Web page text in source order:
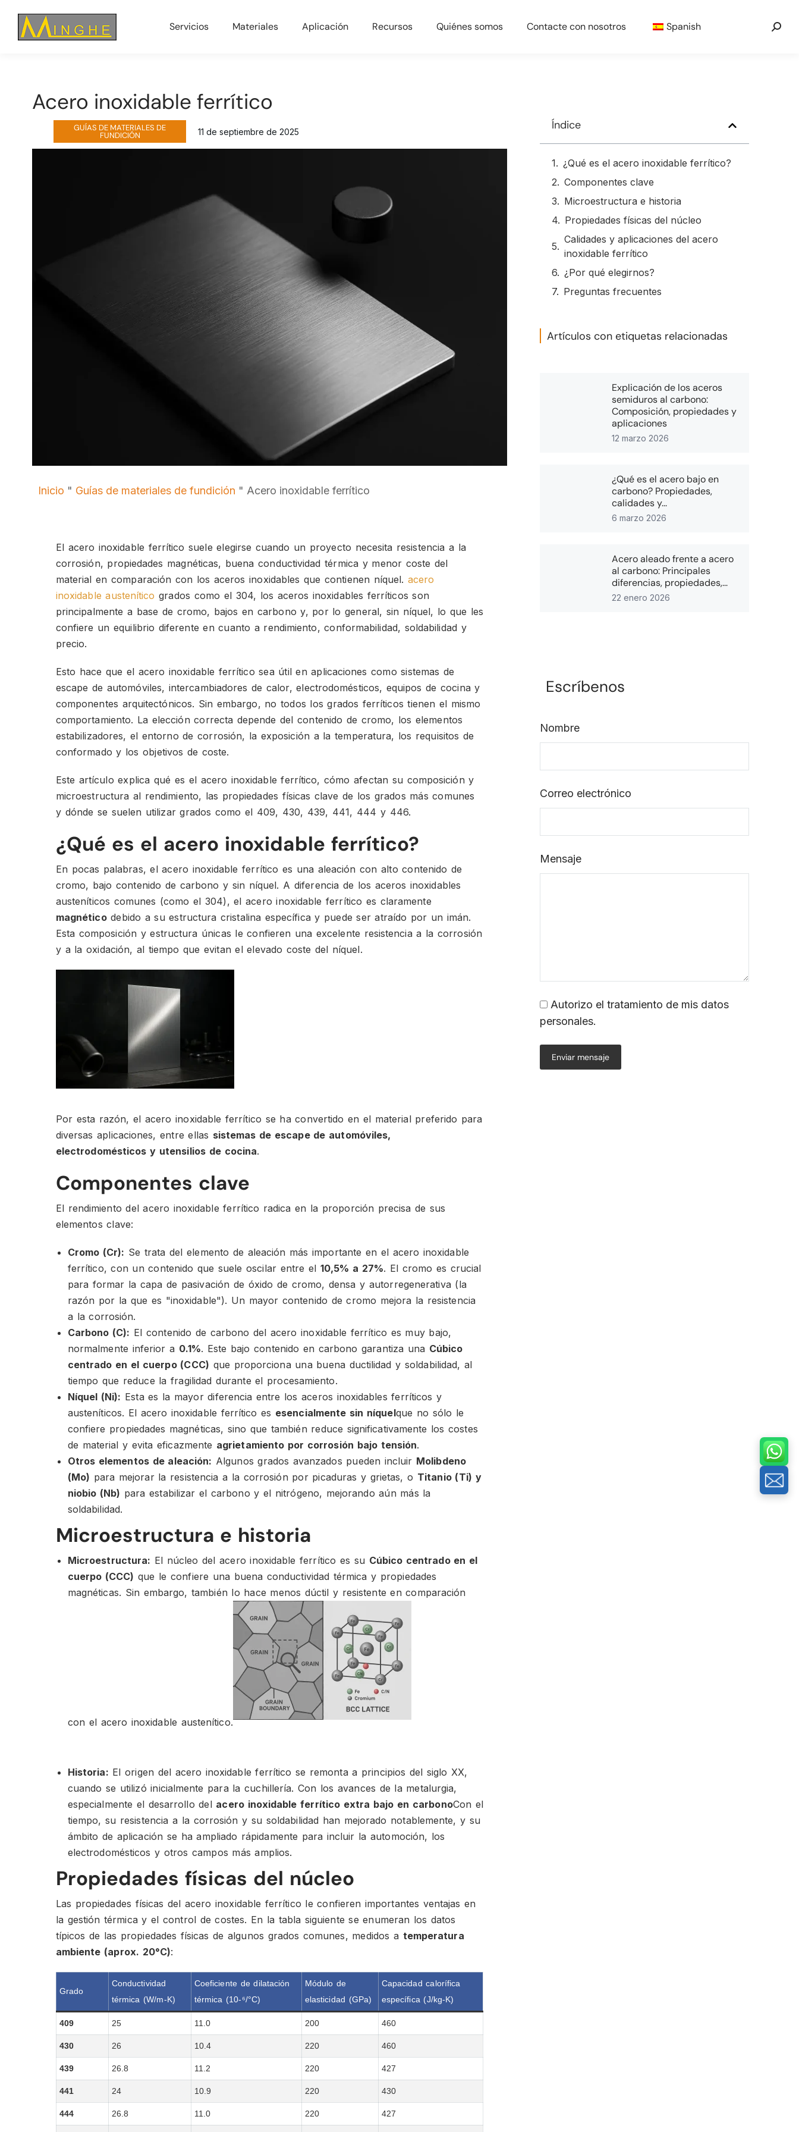
Servicios Materiales Aplicación Recursos Quiénes somos Contacte con nosotros Spanish
Acero inoxidable ferrítico
11 de septiembre de 2025
GUÍAS DE MATERIALES DE
FUNDICIÓN
Inicio " Guías de materiales de fundición " Acero inoxidable ferrítico
El acero inoxidable ferrítico suele elegirse cuando un proyecto necesita resistencia a la
corrosión, propiedades magnéticas, buena conductividad térmica y menor coste del
material en comparación con los aceros inoxidables que contienen níquel.acero
inoxidable austenítico grados como el 304, los aceros inoxidables ferríticos son
principalmente a base de cromo, bajos en carbono y, por lo general, sin níquel, lo que les
confiere un equilibrio diferente en cuanto a rendimiento, conformabilidad, soldabilidad y
precio.
Esto hace que el acero inoxidable ferrítico sea útil en aplicaciones como sistemas de
escape de automóviles, intercambiadores de calor, electrodomésticos, equipos de cocina y
componentes arquitectónicos. Sin embargo, no todos los grados ferríticos tienen el mismo
comportamiento. La elección correcta depende del contenido de cromo, los elementos
estabilizadores, el entorno de corrosión, la exposición a la temperatura, los requisitos de
conformado y los objetivos de coste.
Este artículo explica qué es el acero inoxidable ferrítico, cómo afectan su composición y
microestructura al rendimiento, las propiedades físicas clave de los grados más comunes
y dónde se suelen utilizar grados como el 409, 430, 439, 441, 444 y 446.
¿Qué es el acero inoxidable ferrítico?
En pocas palabras, el acero inoxidable ferrítico es una aleación con alto contenido de
cromo, bajo contenido de carbono y sin níquel. A diferencia de los aceros inoxidables
austeníticos comunes (como el 304), el acero inoxidable ferrítico es claramente
magnéticodebido a su estructura cristalina específica y puede ser atraído por un imán.
Esta composición y estructura únicas le confieren una excelente resistencia a la corrosión
y a la oxidación, al tiempo que evitan el elevado coste del níquel.
Por esta razón, el acero inoxidable ferrítico se ha convertido en el material preferido para
diversas aplicaciones, entre ellas sistemas de escape de automóviles,
electrodomésticos y utensilios de cocina.
Componentes clave
El rendimiento del acero inoxidable ferrítico radica en la proporción precisa de sus
elementos clave:
Cromo (Cr): Se trata del elemento de aleación más importante en el acero inoxidable
ferrítico, con un contenido que suele oscilar entre el 10,5% a 27%. El cromo es crucial
para formar la capa de pasivación de óxido de cromo, densa y autorregenerativa (la
razón por la que es "inoxidable"). Un mayor contenido de cromo mejora la resistencia
a la corrosión.
Carbono (C): El contenido de carbono del acero inoxidable ferrítico es muy bajo,
normalmente inferior a 0.1%. Este bajo contenido en carbono garantiza una Cúbico
centrado en el cuerpo (CCC) que proporciona una buena ductilidad y soldabilidad, al
tiempo que reduce la fragilidad durante el procesamiento.
Níquel (Ni): Esta es la mayor diferencia entre los aceros inoxidables ferríticos y
austeníticos. El acero inoxidable ferrítico es esencialmente sin níquelque no sólo le
confiere propiedades magnéticas, sino que también reduce significativamente los costes
de material y evita eficazmente agrietamiento por corrosión bajo tensión.
Otros elementos de aleación: Algunos grados avanzados pueden incluir Molibdeno
(Mo) para mejorar la resistencia a la corrosión por picaduras y grietas, o Titanio (Ti) y
niobio (Nb) para estabilizar el carbono y el nitrógeno, mejorando aún más la
soldabilidad.
Microestructura e historia
Microestructura: El núcleo del acero inoxidable ferrítico es su Cúbico centrado en el
cuerpo (CCC) que le confiere una buena conductividad térmica y propiedades
magnéticas. Sin embargo, también lo hace menos dúctil y resistente en comparación
con el acero inoxidable austenítico.
Historia: El origen del acero inoxidable ferrítico se remonta a principios del siglo XX,
cuando se utilizó inicialmente para la cuchillería. Con los avances de la metalurgia,
especialmente el desarrollo del acero inoxidable ferrítico extra bajo en carbonoCon el
tiempo, su resistencia a la corrosión y su soldabilidad han mejorado notablemente, y su
ámbito de aplicación se ha ampliado rápidamente para incluir la automoción, los
electrodomésticos y otros campos más amplios.
Propiedades físicas del núcleo
Las propiedades físicas del acero inoxidable ferrítico le confieren importantes ventajas en
la gestión térmica y el control de costes. En la tabla siguiente se enumeran los datos
típicos de las propiedades físicas de algunos grados comunes, medidos a temperatura
ambiente (aprox. 20°C):
Grado
Conductividad
térmica (W/m-K)
Coeficiente de dilatación
térmica (10-⁶/°C)
Módulo de
elasticidad (GPa)
Capacidad calorífica
específica (J/kg-K)
409 25 11.0 200 460
430 26 10.4 220 460
439 26.8 11.2 220 427
441 24 10.9 220 430
444 26.8 11.0 220 427
Índice
¿Qué es el acero inoxidable ferrítico?
Componentes clave
Microestructura e historia
Propiedades físicas del núcleo
Calidades y aplicaciones del acero
inoxidable ferrítico
¿Por qué elegirnos?
Preguntas frecuentes
Artículos con etiquetas relacionadas
Explicación de los aceros
semiduros al carbono:
Composición, propiedades y
aplicaciones
12 marzo 2026
¿Qué es el acero bajo en
carbono? Propiedades,
calidades y...
6 marzo 2026
Acero aleado frente a acero
al carbono: Principales
diferencias, propiedades,...
22 enero 2026
Escríbenos
Nombre
Correo electrónico
Mensaje
Autorizo el tratamiento de mis datos
personales.
Enviar mensaje